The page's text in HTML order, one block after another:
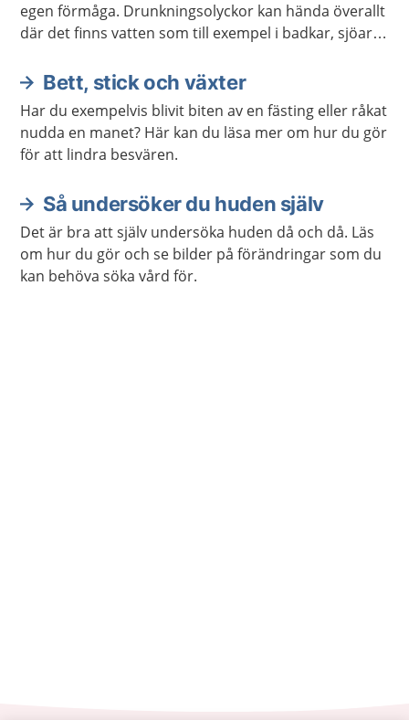
egen förmåga. Drunkningsolyckor kan hända överallt
där det finns vatten som till exempel i badkar, sjöar,
Bett, stick och växter
Har du exempelvis blivit biten av en fästing eller råkat
nudda en manet? Här kan du läsa mer om hur du gör
för att lindra besvären.
Så undersöker du huden själv
Det är bra att själv undersöka huden då och då. Läs
om hur du gör och se bilder på förändringar som du
kan behöva söka vård för.